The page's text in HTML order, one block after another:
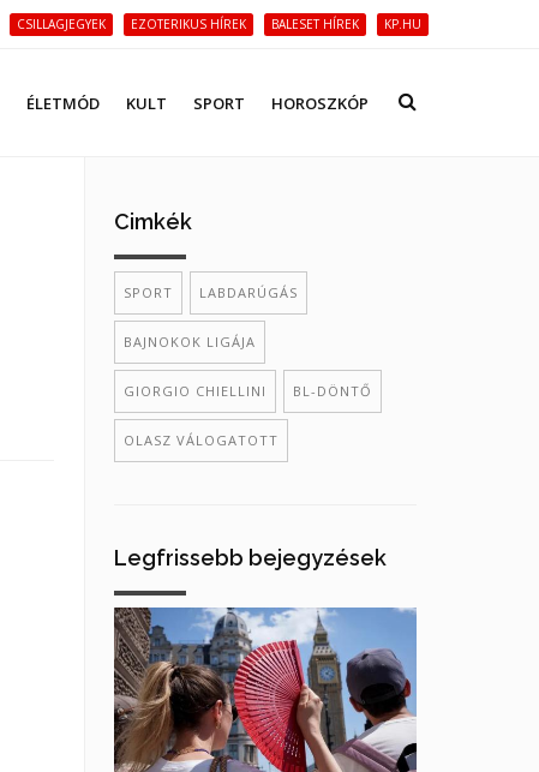
CSILLAGJEGYEK EZOTERIKUS HÍREK BALESET HÍREK KP.HU
ÉLETMÓD KULT SPORT HOROSZKÓP
Cimkék
SPORT LABDARÚGÁS
BAJNOKOK LIGÁJA
GIORGIO CHIELLINI BL-DÖNTŐ
OLASZ VÁLOGATOTT
Legfrissebb bejegyzések